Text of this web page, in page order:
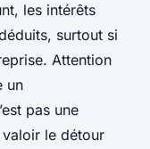
les intérêts
surtout si
Attention
un
pas une
le détour